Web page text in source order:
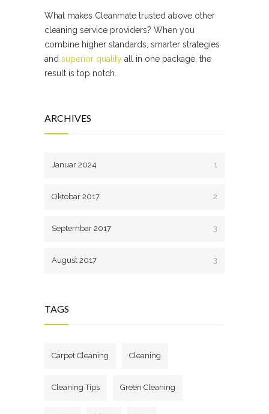
What makes Cleanmate trusted above other
cleaning service providers? When you
combine higher standards, smarter strategies
and superior quality all in one package, the
result is top notch.
ARCHIVES
Januar 2024 1
Oktobar 2017 2
Septembar 2017 3
August 2017 3
TAGS
Carpet Cleaning Cleaning
Cleaning Tips Green Cleaning